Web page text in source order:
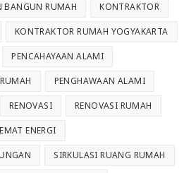
BANGUN RUMAH KONTRAKTOR
KONTRAKTOR RUMAH YOGYAKARTA
PENCAHAYAAN ALAMI
PENGHAWAAN ALAMI
RENOVASI RENOVASI RUMAH
ENERGI
SIRKULASI RUANG RUMAH